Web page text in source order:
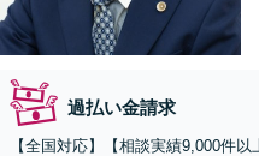
過払い金請求
【全国対応】【相談実績9,000件